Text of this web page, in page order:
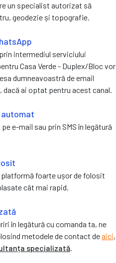
un specialist autorizat să
geodezie și topografie.
intermediul serviciului
Casa Verde - Duplex/Bloc vor
dumneavoastră de email
dacă ai optat pentru acest canal.
e-mail sau prin SMS în legătură
foarte ușor de folosit
cât mai rapid.
în legătură cu comanda ta, ne
metodele de contact deaici,
specializată.